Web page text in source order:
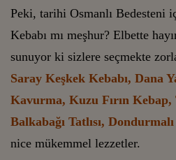
Peki, tarihi Osmanlı Bedesteni
Kebabı mı meşhur? Elbette
sunuyor ki sizlere seçmekte
Saray Keşkek Kebabı, Dana
Kavurma, Kuzu Fırın
Balkabağı Tatlısı,
nice mükemmel lezzetler.